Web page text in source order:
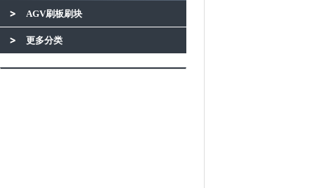
AGV刷板刷块
更多分类